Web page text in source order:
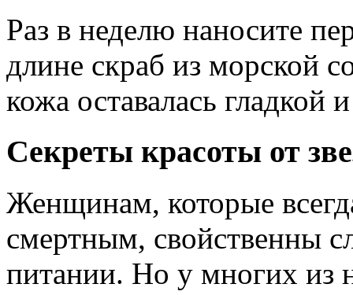
Раз в неделю наносите
длине скраб из морской
кожа оставалась гладкой
Секреты красоты от
Женщинам, которые
смертным, свойственны
питании. Но у многих из